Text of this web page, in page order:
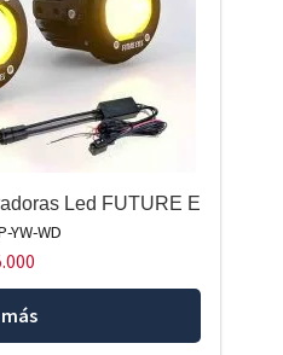
Led FUTURE E
YW-WD